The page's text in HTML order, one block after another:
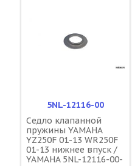
5NL-12116-00
Седло клапанной
пружины YAMAHA
YZ250F 01-13 WR250F
01-13 нижнее впуск /
YAMAHA 5NL-12116-00-